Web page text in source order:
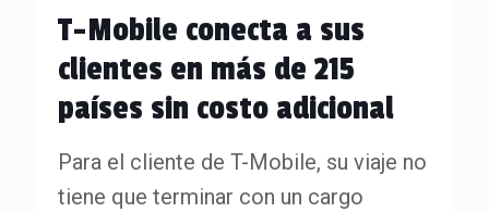
T-Mobile conecta a sus
clientes en más de 215
países sin costo adicional
Para el cliente de T-Mobile, su viaje no
tiene que terminar con un cargo